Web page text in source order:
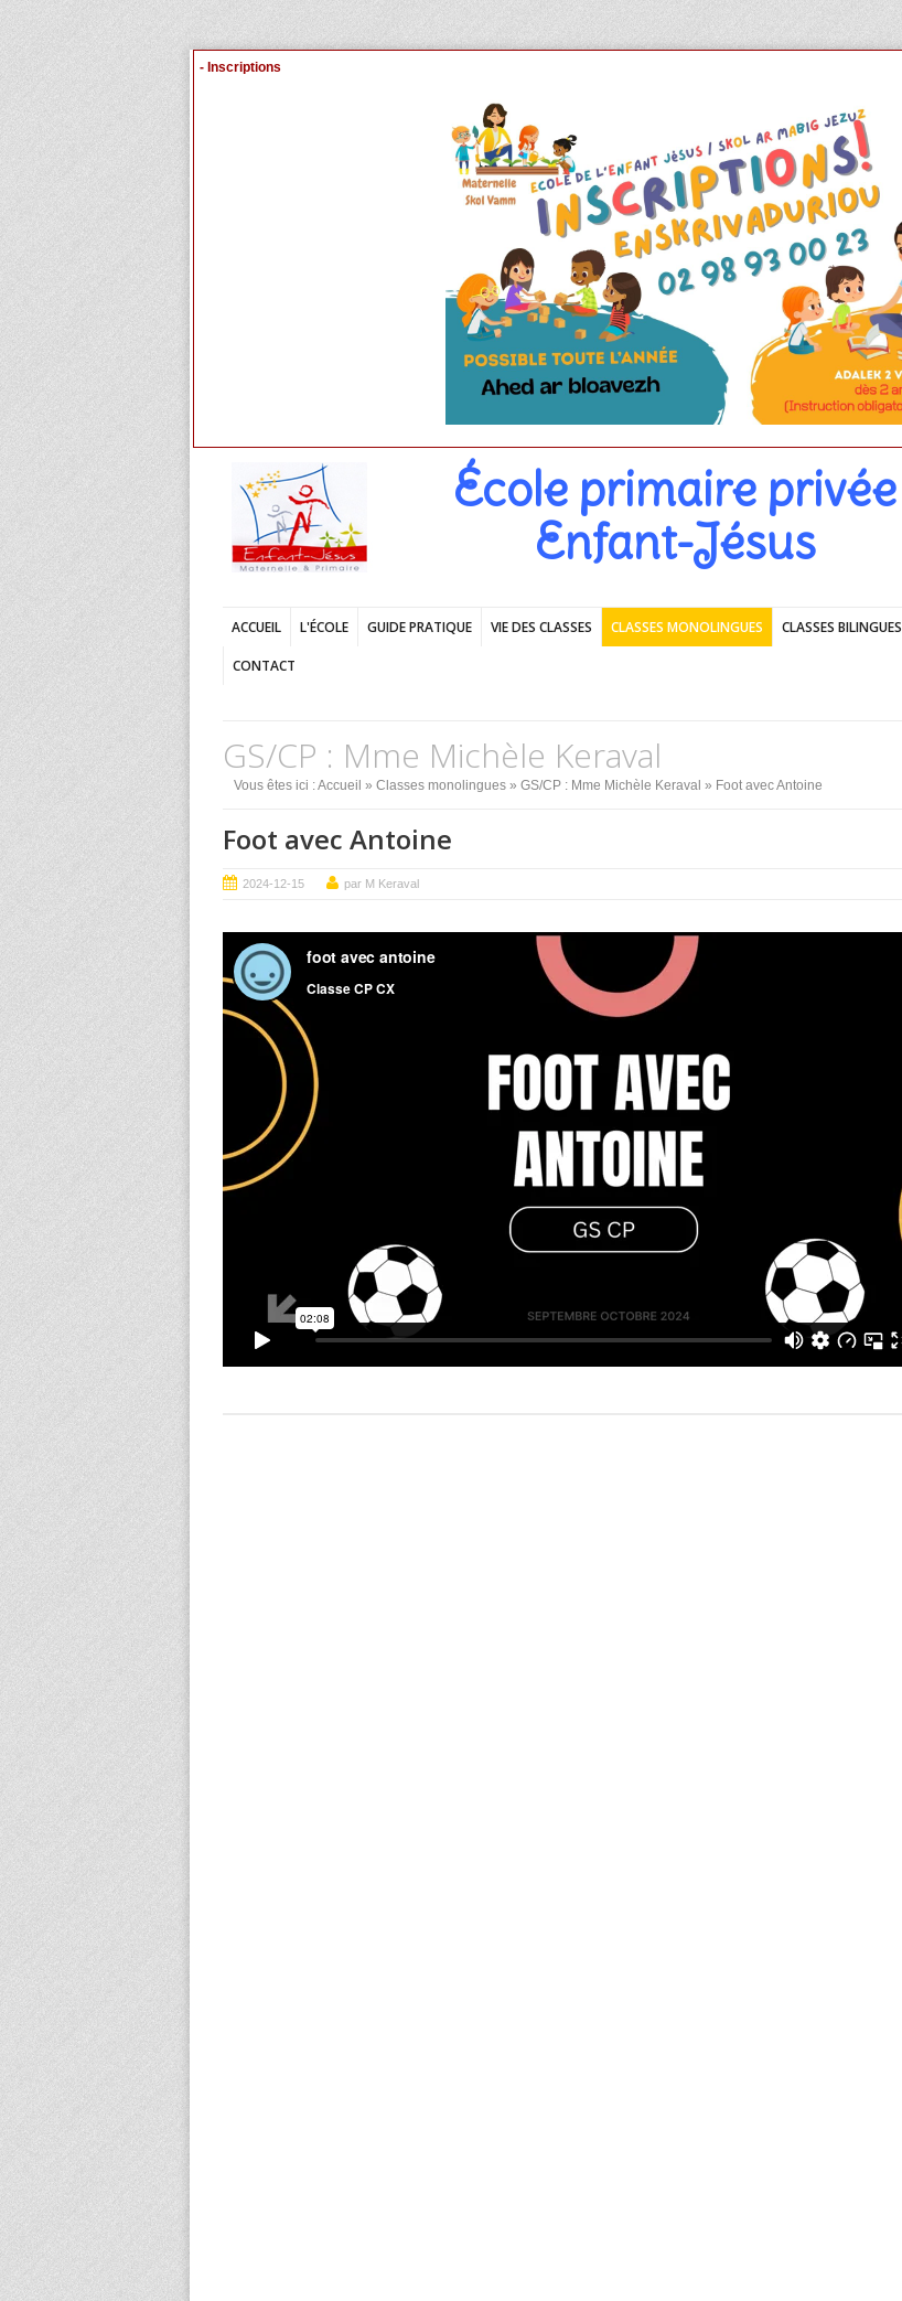
- Inscriptions
École primaire privée
Enfant-Jésus
ACCUEIL L'ÉCOLE GUIDE PRATIQUE VIE DES CLASSES CLASSES MONOLINGUES CLASSES BILINGUES
CONTACT
GS/CP : Mme Michèle Keraval
Vous êtes ici :Accueil » Classes monolingues » GS/CP : Mme Michèle Keraval » Foot avec Antoine
Foot avec Antoine
2024-12-15 par M Keraval